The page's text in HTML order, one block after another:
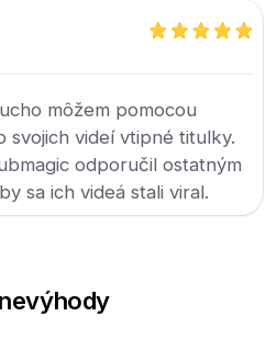
môžem pomocou
svojich videí vtipné titulky.
odporučil ostatným
sa ich videá stali viral.